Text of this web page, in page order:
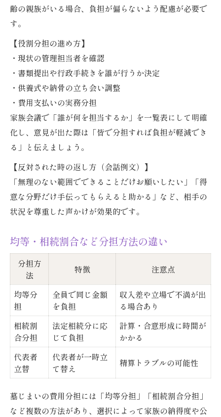
齢の親族がいる場合、負担が偏らないよう配慮が必要で
す。
【役割分担の進め方】
・現状の管理担当者を確認
・書類提出や行政手続きを誰が行うか決定
・供養式や納骨の立ち会い調整
・費用支払いの実務分担
家族会議で「誰が何を担当するか」を一覧表にして明確
化し、意見が出た際は「皆で分担すれば負担が軽減でき
る」と伝えましょう。
【反対された時の返し方（会話例文）】
「無理のない範囲でできることだけお願いしたい」「得
意な分野だけ手伝ってもらえると助かる」など、相手の
状況を尊重した声かけが効果的です。
均等・相続割合など分担方法の違い
分担方
法
特徴 注意点
均等分
担
全員で同じ金額
を負担
収入差や立場で不満が出
る場合あり
相続割
合分担
法定相続分に応
じて負担
計算・合意形成に時間が
かかる
代表者
立替
代表者が一時立
て替え
精算トラブルの可能性
墓じまいの費用分担には「均等分担」「相続割合分担」
など複数の方法があり、選択によって家族の納得度や公